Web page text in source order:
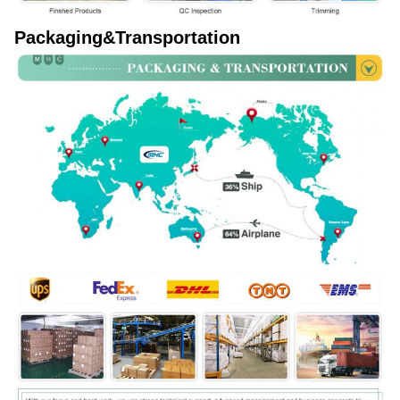
Packaging&Transportation